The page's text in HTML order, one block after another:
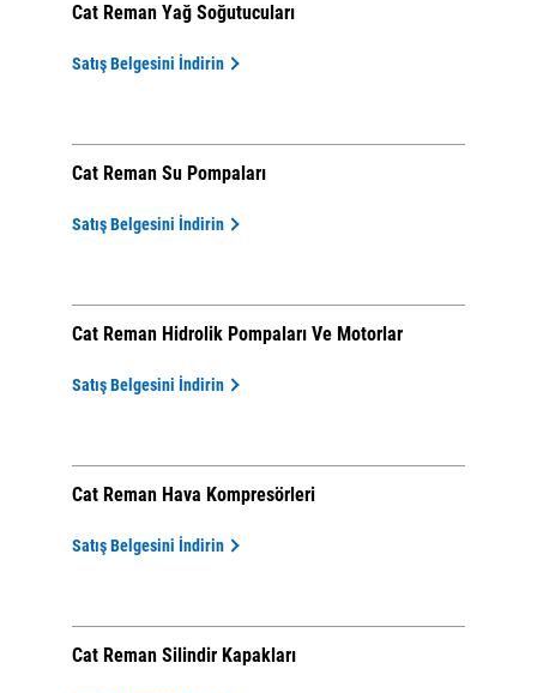
Cat Reman Yağ Soğutucuları
Satış Belgesini İndirin
Cat Reman Su Pompaları
Satış Belgesini İndirin
Cat Reman Hidrolik Pompaları Ve Motorlar
Satış Belgesini İndirin
Cat Reman Hava Kompresörleri
Satış Belgesini İndirin
Cat Reman Silindir Kapakları